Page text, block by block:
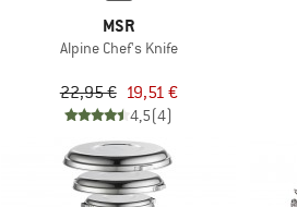
MSR
Alpine Chef's Knife
22,95 € 19,51 €
4,5(4)